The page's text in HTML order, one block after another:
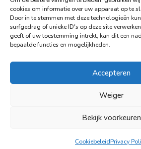
cookies om informatie over uw apparaat op te
Door in te stemmen met deze technologieën
surfgedrag of unieke ID's op deze site
geeft of uw toestemming intrekt, kan dit een
bepaalde functies en mogelijkheden.
Accepteren
Weiger
Bekijk voorkeuren
CookiebeleidPrivacy
Ontwerp: Ronald
Webdesign & Ontwikkeling:
Privacy Policy
Cookieverklaring